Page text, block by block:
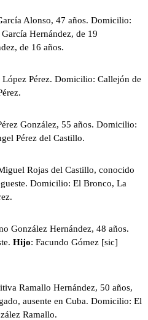
Alonso, 47 años. Domicilio:
Hernández, de 19
de 16 años.
López Pérez. Domicilio: Callejón de
González, 55 años. Domicilio:
Pérez del Castillo.
Rojas del Castillo, conocido
Domicilio: El Bronco, La
González Hernández, 48 años.
Hijo: Facundo Gómez [sic]
Ramallo Hernández, 50 años,
ausente en Cuba. Domicilio: El
Ramallo.